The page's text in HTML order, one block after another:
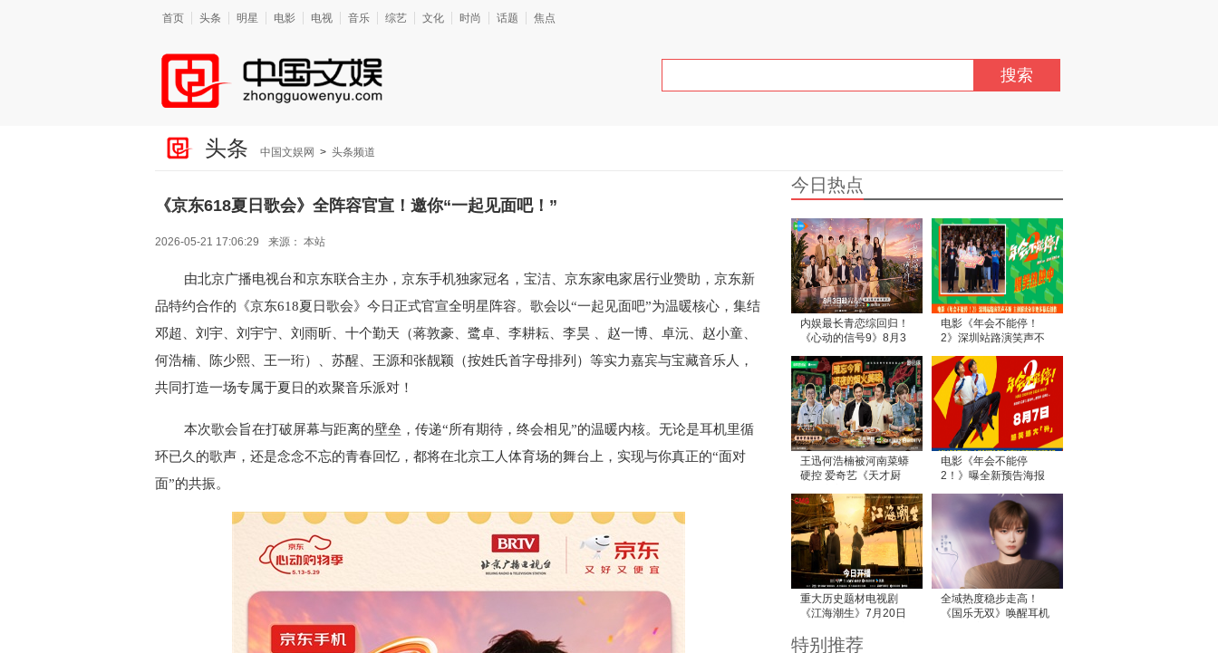
首页 头条 明星 电影 电视 音乐 综艺 文化 时尚 话题 焦点
搜索
头条 中国文娱网 > 头条频道
《京东618夏日歌会》全阵容官宣！邀你“一起见面吧！”
2026-05-21 17:06:29 来源： 本站
由北京广播电视台和京东联合主办，京东手机独家冠名，宝洁、京东家电家居行业赞助 ，京东新
品特约合作的《京东618夏日歌会》 今日正式官宣全明星阵容。歌会以“一起见面吧”为温暖核心，集结
邓超、刘宇、刘宇宁、刘雨昕、十个勤天（蒋敦豪、鹭卓、李耕耘、李昊
、赵一博、卓沅、赵小童、
何浩楠、陈少熙、王一珩）
、苏醒、王源和张靓颖（按姓氏首字母排列）等实力嘉宾与宝藏音乐人，
共同打造一场专属于夏日的欢聚音乐派对！
本次歌会旨在打破屏幕与距离的壁垒，传递“所有期待，终会相见”的温暖内核。无论是耳机里循
环已久的歌声 ，还是念念不忘的青春回忆， 都将在北京工人体育场的舞台 上， 实现与你真正的“面对
面”的共振。
今日热点
内娱最长青恋综回归！
《心动的信号9》8月3
电影《年会不能停！
2》深圳站路演笑声不
后创作
王迅何浩楠被河南菜蟒
硬控 爱奇艺《天才厨
电影《年会不能停
2！》曝全新预告海报
笑逆袭
重大历史题材电视剧
《江海潮生》7月20日
业家张謇传奇人生
全域热度稳步走高！
《国乐无双》唤醒耳机
特别推荐